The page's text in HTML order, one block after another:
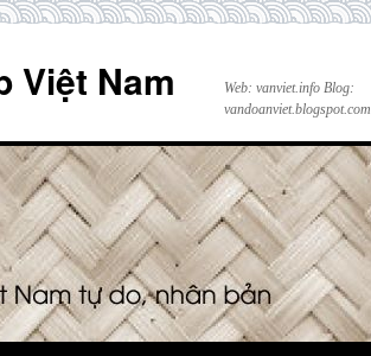
Việt Nam
Web: vanviet.info Blog:
vandoanviet.blogspot.com